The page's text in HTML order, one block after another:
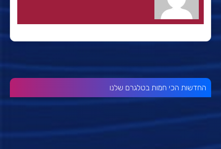
החדשות הכי חמות בטלגרם שלנו